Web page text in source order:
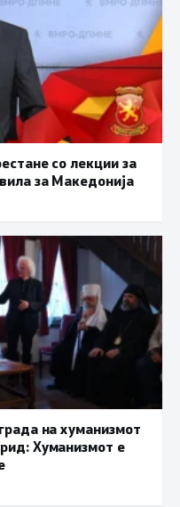
со лекции за
за Македонија
на хуманизмот
Хуманизмот е